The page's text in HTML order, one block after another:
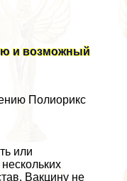
и возможный
Полиорикс
или
Вакцину не